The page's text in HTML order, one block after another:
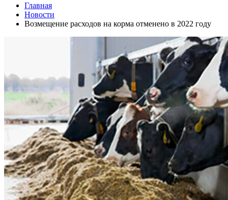
Главная
Новости
Возмещение расходов на корма отменено в 2022 году